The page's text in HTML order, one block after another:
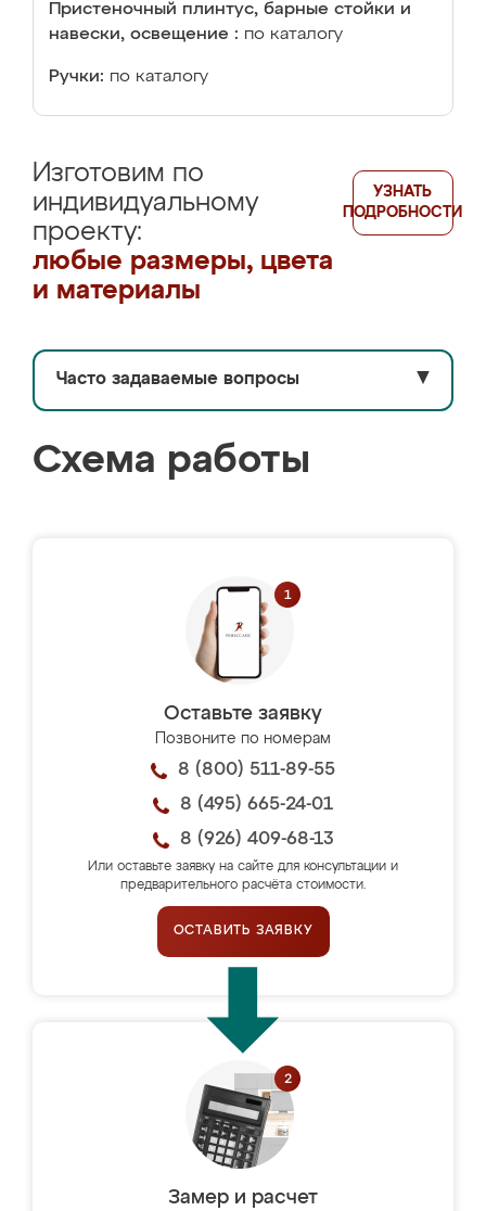
Пристеночный плинтус, барные стойки и
навески, освещение : по каталогу
Ручки: по каталогу
Изготовим по
индивидуальному
проекту:
любые размеры, цвета
и материалы
УЗНАТЬ
ПОДРОБНОСТИ
Часто задаваемые вопросы ▼
Схема работы
Оставьте заявку
Позвоните по номерам
8 (800) 511-89-55
8 (495) 665-24-01
8 (926) 409-68-13
Или оставьте заявку на сайте для консультации и
предварительного расчёта стоимости.
ОСТАВИТЬ ЗАЯВКУ
Замер и расчет